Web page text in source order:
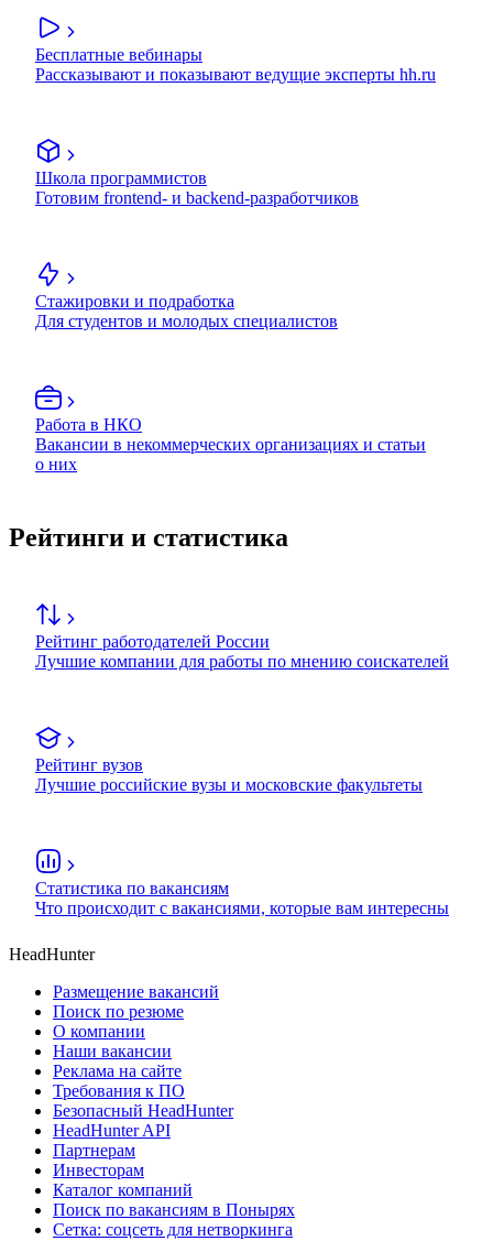
Бесплатные вебинары
Рассказывают и показывают ведущие эксперты hh.ru
Школа программистов
Готовим frontend- и backend-разработчиков
Стажировки и подработка
Для студентов и молодых специалистов
Работа в НКО
Вакансии в некоммерческих организациях и статьи
о них
Рейтинги и статистика
Рейтинг работодателей России
Лучшие компании для работы по мнению соискателей
Рейтинг вузов
Лучшие российские вузы и московские факультеты
Статистика по вакансиям
Что происходит с вакансиями, которые вам интересны
HeadHunter
Размещение вакансий
Поиск по резюме
О компании
Наши вакансии
Реклама на сайте
Требования к ПО
Безопасный HeadHunter
HeadHunter API
Партнерам
Инвесторам
Каталог компаний
Поиск по вакансиям в Понырях
Сетка: соцсеть для нетворкинга